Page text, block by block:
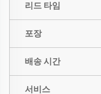
리드 타임
포장
배송 시간
서비스